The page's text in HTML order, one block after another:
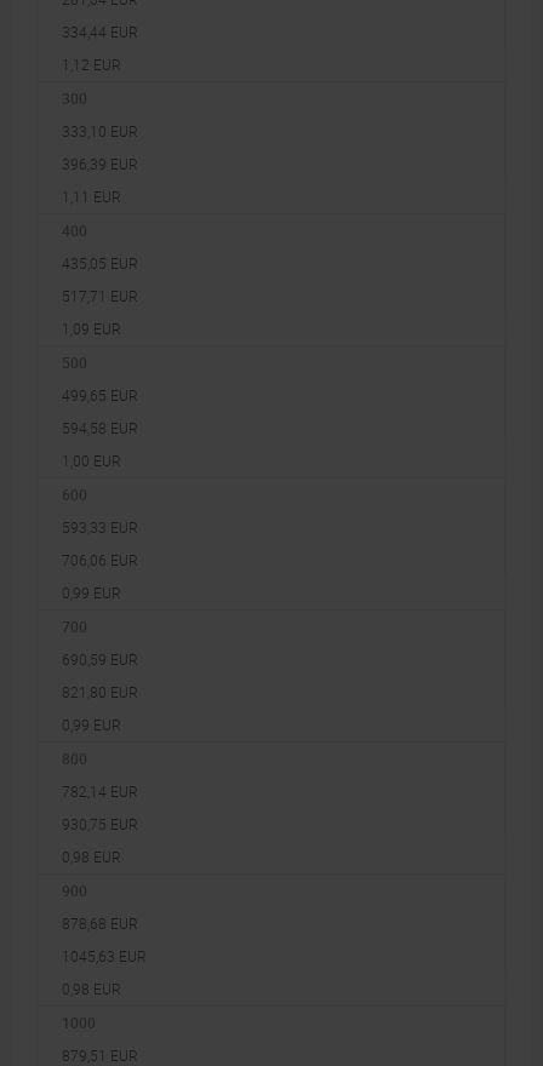
334,44 EUR
1,12 EUR
300
333,10 EUR
396,39 EUR
1,11 EUR
400
435,05 EUR
517,71 EUR
1,09 EUR
500
499,65 EUR
594,58 EUR
1,00 EUR
600
593,33 EUR
706,06 EUR
0,99 EUR
700
690,59 EUR
821,80 EUR
0,99 EUR
800
782,14 EUR
930,75 EUR
0,98 EUR
900
878,68 EUR
1045,63 EUR
0,98 EUR
1000
879,51 EUR